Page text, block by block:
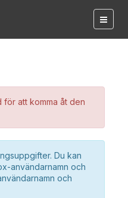
för att komma åt den
Du kan
användarnamn och
och